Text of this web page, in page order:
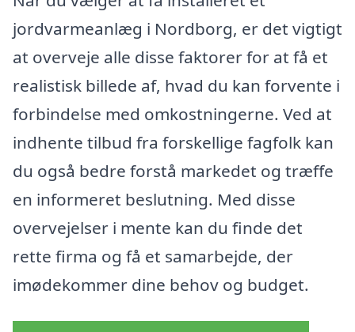
jordvarmeanlæg i Nordborg, er det vigtigt
at overveje alle disse faktorer for at få et
realistisk billede af, hvad du kan forvente i
forbindelse med omkostningerne. Ved at
indhente tilbud fra forskellige fagfolk kan
du også bedre forstå markedet og træffe
en informeret beslutning. Med disse
overvejelser i mente kan du finde det
rette firma og få et samarbejde, der
imødekommer dine behov og budget.